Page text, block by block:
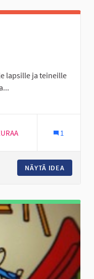
lapsille ja teineille
Seinäjoki
1
NÄYTÄ IDEA